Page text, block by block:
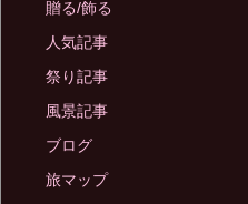
贈る/飾る
人気記事
祭り記事
風景記事
ブログ
旅マップ